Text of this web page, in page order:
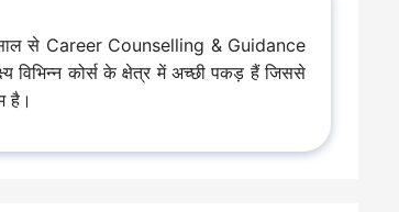
से Career Counselling & Guidance
विभिन्न कोर्स के क्षेत्र में अच्छी पकड़ हैं जिससे
है।